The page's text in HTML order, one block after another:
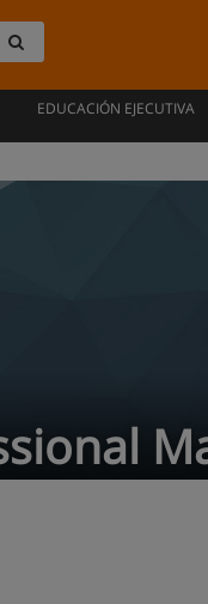
EDUCACIÓN EJECUTIVA